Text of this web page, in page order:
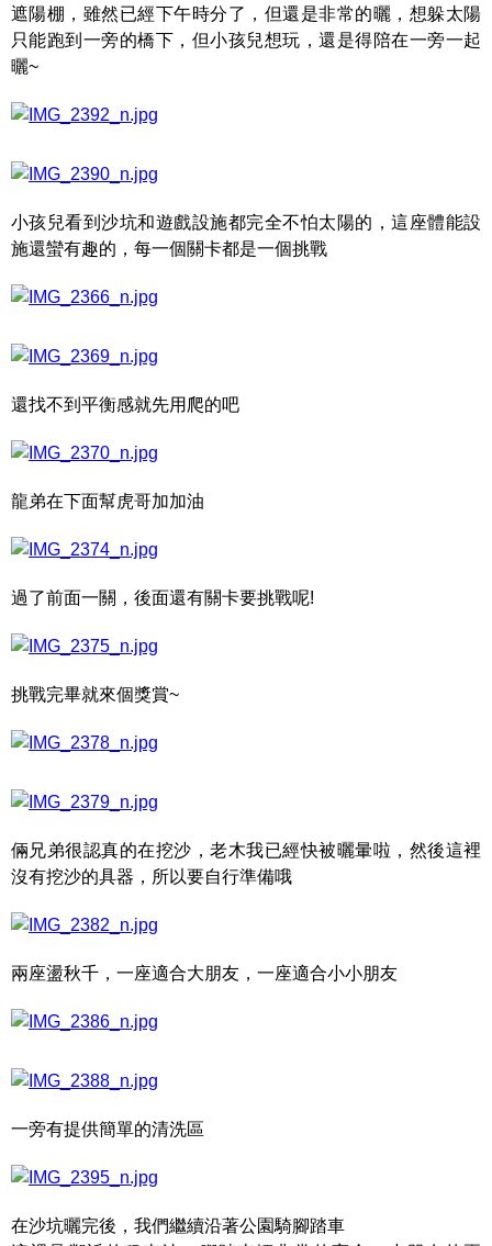
遮陽棚，雖然已經下午時分了，但還是非常的曬，想躲太陽
只能跑到一旁的橋下，但小孩兒想玩，還是得陪在一旁一起
曬~
小孩兒看到沙坑和遊戲設施都完全不怕太陽的，這座體能設
施還蠻有趣的，每一個關卡都是一個挑戰
還找不到平衡感就先用爬的吧
龍弟在下面幫虎哥加加油
過了前面一關，後面還有關卡要挑戰呢!
挑戰完畢就來個獎賞~
倆兄弟很認真的在挖沙，老木我已經快被曬暈啦，然後這裡
沒有挖沙的具器，所以要自行準備哦
兩座盪秋千，一座適合大朋友，一座適合小小朋友
一旁有提供簡單的清洗區
在沙坑曬完後，我們繼續沿著公園騎腳踏車